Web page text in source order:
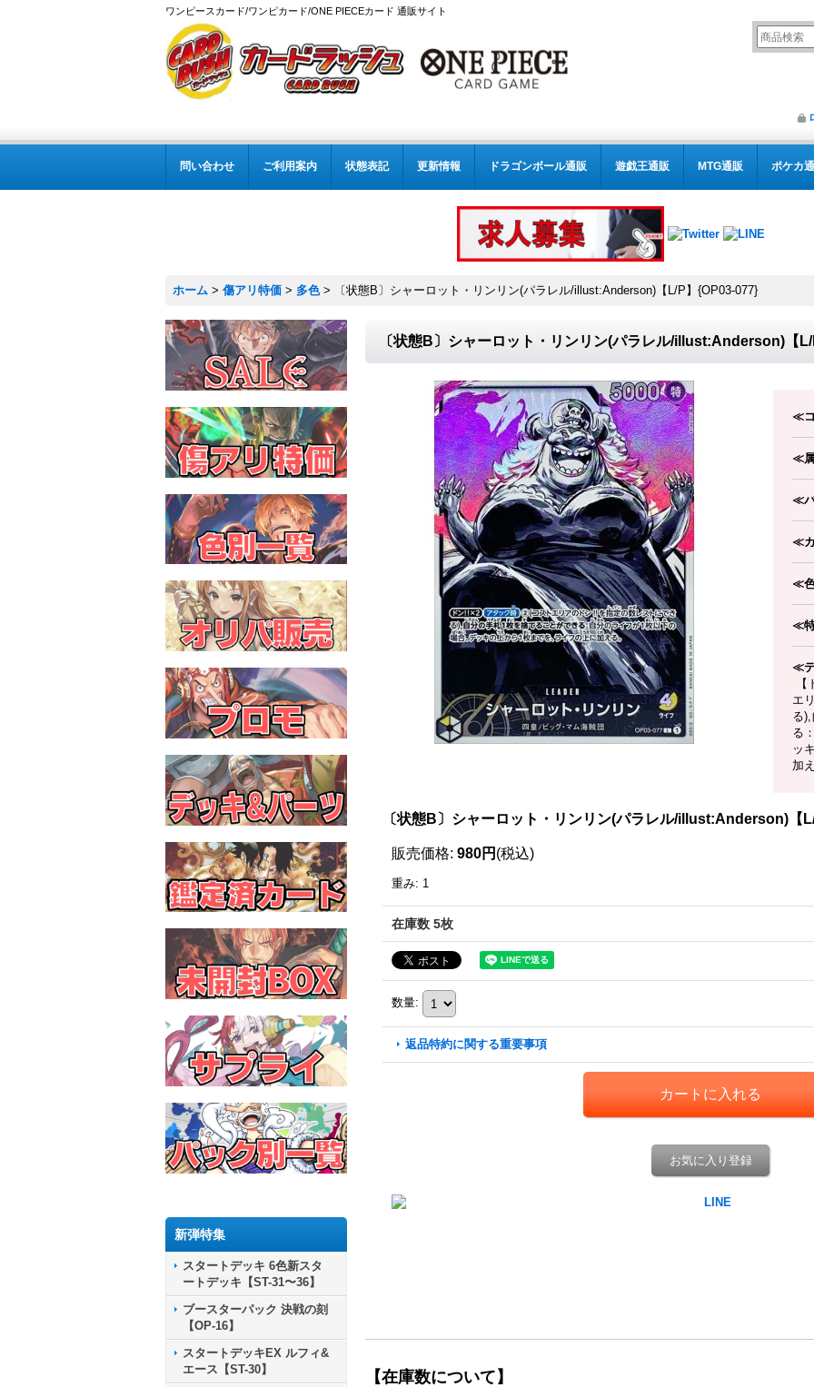
ワンピースカード/ワンピカード/ONE PIECEカード 通販サイト
問い合わせ ご利用案内 状態表記 更新情報 ドラゴンボール通販 遊戯王通販 MTG通販 ポケカ
ホーム > 傷アリ特価 > 多色 > 〔状態B〕シャーロット・リンリン(パラレル/illust:Anderson)【L/P】{OP03-077}
新弾特集
スタートデッキ 6色新スタ
ートデッキ【ST-31〜36】
ブースターパック 決戦の刻
【OP-16】
スタートデッキEX ルフィ&
エース【ST-30】
〔状態B〕シャーロット・リンリン(パラレル/illust:Anderson)【
≪
≪
≪
≪
≪
≪
≪
【
エ
る
る
ッ
加
〔状態B〕シャーロット・リンリン(パラレル/illust:Anderson)【
販売価格: 980円 (税込)
重み: 1
在庫数 5枚
数量:
返品特約に関する重要事項
お気に入り登録
【在庫数について】